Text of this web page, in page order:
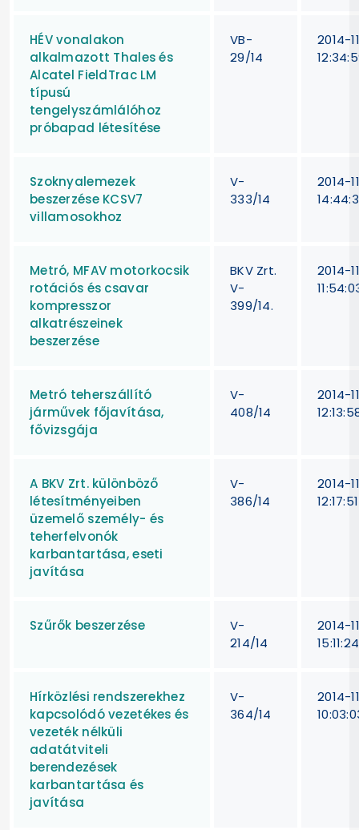
HÉV vonalakon
alkalmazott Thales és
Alcatel FieldTrac LM
típusú
tengelyszámlálóhoz
próbapad létesítése
VB-
29/14
2014-
Szoknyalemezek
beszerzése KCSV7
villamosokhoz
V-
333/14
2014-
Metró, MFAV motorkocsik
rotációs és csavar
kompresszor
alkatrészeinek
beszerzése
BKV Zrt.
V-
399/14.
2014-
Metró teherszállító
járművek főjavítása,
fővizsgája
V-
408/14
2014-
A BKV Zrt. különböző
létesítményeiben
üzemelő személy- és
teherfelvonók
karbantartása, eseti
javítása
V-
386/14
2014-
12:17:51
Szűrők beszerzése
V-
214/14
2014-
15:11:24
Hírközlési rendszerekhez
kapcsolódó vezetékes és
vezeték nélküli
adatátviteli
berendezések
karbantartása és
javítása
V-
364/14
2014-